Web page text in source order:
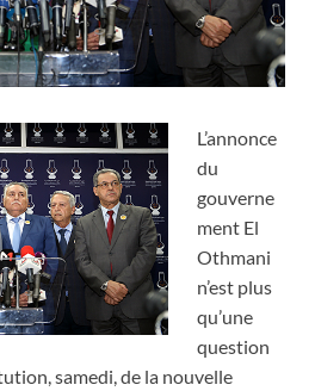
L’annonce
du
gouverne
ment El
Othmani
n’est plus
qu’une
question
samedi, de la nouvelle